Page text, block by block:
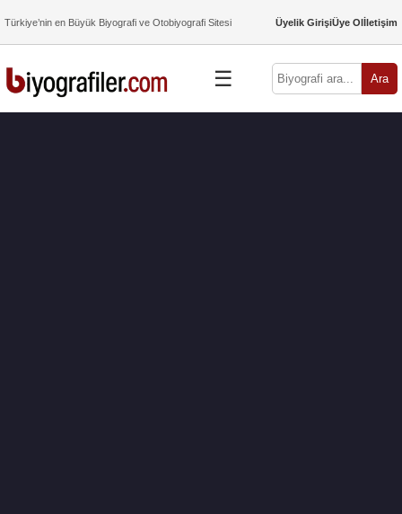
Türkiye’nin en Büyük Biyografi ve Otobiyografi Sitesi Üyelik GirişiÜye Olİletişim
☰ Ara